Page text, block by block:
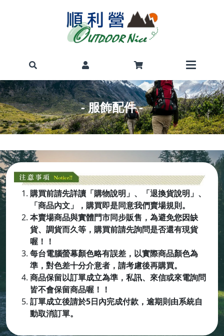
- 服飾配件 -
購買前請先詳讀「購物說明」、「退換貨說明」、
「商品內文」，購買即是同意我們賣場規則。
本賣場商品與實體門市同步販售，為避免您因缺
貨、調貨而久等，購買前請先詢問是否還有現貨
喔！！
每台電腦螢幕顏色略有誤差，以實際商品顏色為
準，對色差十分介意者，請考慮後再購買。
商品保留以訂單成立為準，私訊、來信或來電詢問
皆不會保留商品喔 ！！
訂單成立後請於5日內完成付款，逾期則由系統自
動取消訂單。